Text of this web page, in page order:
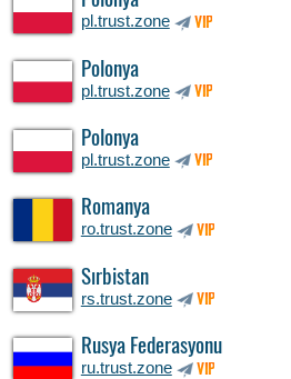
pl.trust.zone VIP
Polonya
pl.trust.zone VIP
Polonya
pl.trust.zone VIP
Romanya
ro.trust.zone VIP
Sırbistan
rs.trust.zone VIP
Rusya Federasyonu
ru.trust.zone VIP